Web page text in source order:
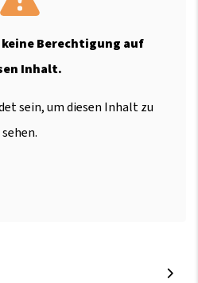
Berechtigung auf
Inhalt.
sein, um diesen Inhalt zu
sehen.